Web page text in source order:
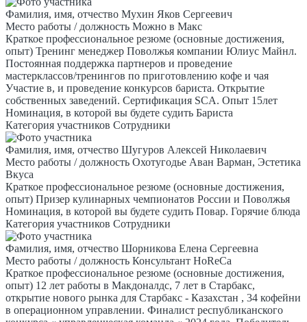
Фамилия, имя, отчество Мухин Яков Сергеевич
Место работы / должность Можно в Макс
Краткое профессиональное резюме (основные достижения,
опыт) Тренинг менеджер Поволжья компании Юлиус Майнл.
Постоянная поддержка партнеров и проведение
мастерклассов/тренингов по приготовлению кофе и чая
Участие в, и проведение конкурсов бариста. Открытие
собственных заведений. Сертификация SCA. Опыт 15лет
Номинация, в которой вы будете судить Бариста
Категория участников Сотрудники
Фамилия, имя, отчество Шугуров Алексей Николаевич
Место работы / должность Охотугодье Аван Варман, Эстетика
Вкуса
Краткое профессиональное резюме (основные достижения,
опыт) Призер кулинарных чемпионатов России и Поволжья
Номинация, в которой вы будете судить Повар. Горячие блюда
Категория участников Сотрудники
Фамилия, имя, отчество Шорникова Елена Сергеевна
Место работы / должность Консультант HoReCa
Краткое профессиональное резюме (основные достижения,
опыт) 12 лет работы в Макдоналдс, 7 лет в Старбакс,
открытие нового рынка для Старбакс - Казахстан , 34 кофейни
в операционном управлении. Финалист республиканского